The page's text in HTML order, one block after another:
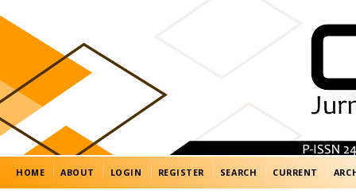
HOME ABOUT LOGIN REGISTER SEARCH CURRENT